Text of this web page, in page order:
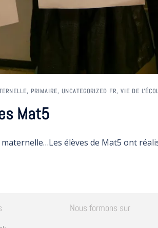
, PRIMAIRE, UNCATEGORIZED FR, VIE DE
Mat5
élèves de Mat5 ont
Nous formons sur